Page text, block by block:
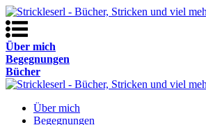
Über mich
Begegnungen
Bücher
Über mich
Begegnungen